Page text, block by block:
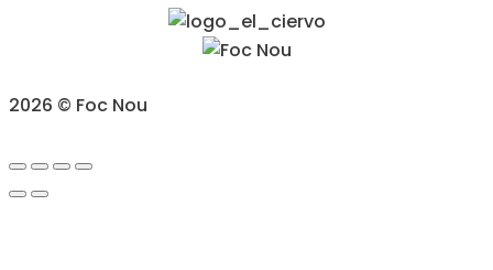
2026 © Foc Nou